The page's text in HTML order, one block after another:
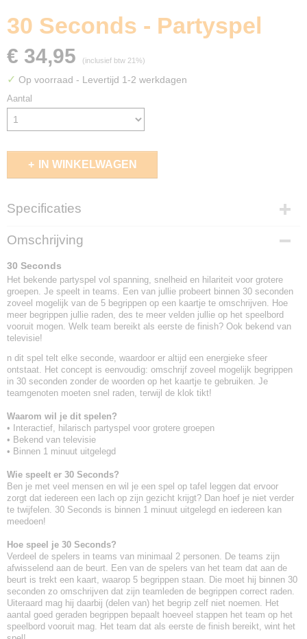
30 Seconds - Partyspel
€ 34,95 (inclusief btw 21%)
✓ Op voorraad - Levertijd 1-2 werkdagen
Aantal
IN WINKELWAGEN
Specificaties
EAN code
8717249194521
Omschrijving
30 Seconds
Het bekende partyspel vol spanning, snelheid en hilariteit voor grotere
groepen. Je speelt in teams. Een van jullie probeert binnen 30 seconden
zoveel mogelijk van de 5 begrippen op een kaartje te omschrijven. Hoe
meer begrippen jullie raden, des te meer velden jullie op het speelbord
vooruit mogen. Welk team bereikt als eerste de finish? Ook bekend van
televisie!
n dit spel telt elke seconde, waardoor er altijd een energieke sfeer
ontstaat. Het concept is eenvoudig: omschrijf zoveel mogelijk begrippen
in 30 seconden zonder de woorden op het kaartje te gebruiken. Je
teamgenoten moeten snel raden, terwijl de klok tikt!
Waarom wil je dit spelen?
• Interactief, hilarisch partyspel voor grotere groepen
• Bekend van televisie
• Binnen 1 minuut uitgelegd
Wie speelt er 30 Seconds?
Ben je met veel mensen en wil je een spel op tafel leggen dat ervoor
zorgt dat iedereen een lach op zijn gezicht krijgt? Dan hoef je niet verder
te twijfelen. 30 Seconds is binnen 1 minuut uitgelegd en iedereen kan
meedoen!
Hoe speel je 30 Seconds?
Verdeel de spelers in teams van minimaal 2 personen. De teams zijn
afwisselend aan de beurt. Een van de spelers van het team dat aan de
beurt is trekt een kaart, waarop 5 begrippen staan. Die moet hij binnen 30
seconden zo omschrijven dat zijn teamleden de begrippen correct raden.
Uiteraard mag hij daarbij (delen van) het begrip zelf niet noemen. Het
aantal goed geraden begrippen bepaalt hoeveel stappen het team op het
speelbord vooruit mag. Het team dat als eerste de finish bereikt, wint het